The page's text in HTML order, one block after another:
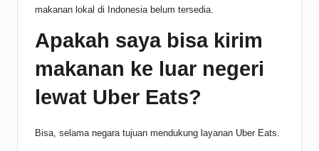
makanan lokal di Indonesia belum tersedia.
Apakah saya bisa kirim
makanan ke luar negeri
lewat Uber Eats?
Bisa, selama negara tujuan mendukung layanan Uber Eats.